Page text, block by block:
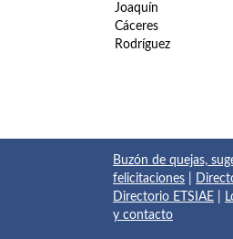
Joaquín
Cáceres
Rodríguez
Buzón de quejas,
felicitaciones
Directorio ETSIAE
y contacto